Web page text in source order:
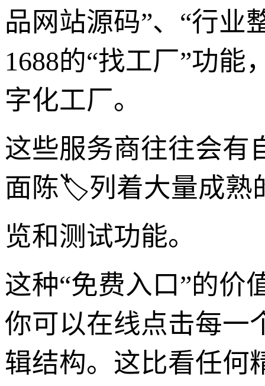
品网站源码”、“行业
1688的“找工厂”功
字化工厂。
这些服务商往往会有
面陈🏷️列着大量成熟
览和测试功能。
这种“免费入口”的价
你可以在线点击每一
辑结构。这比看任何